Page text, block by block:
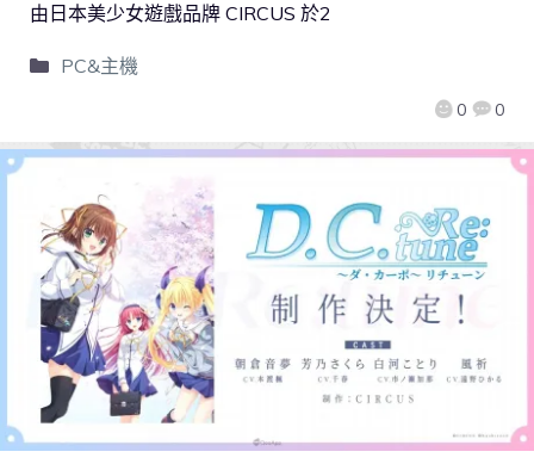
0 0
由日本美少女遊戲品牌 CIRCUS 於2
PC&主機